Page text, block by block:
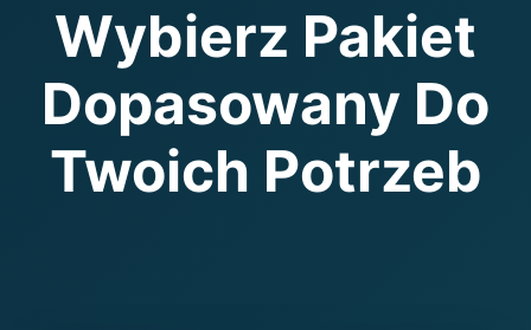
Wybierz Pakiet
Dopasowany Do
Twoich Potrzeb